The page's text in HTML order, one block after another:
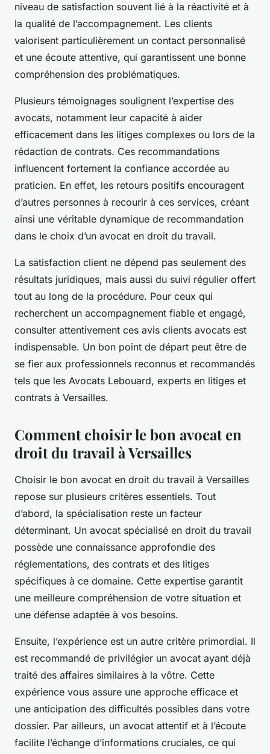
niveau de satisfaction souvent lié à la réactivité et à
la qualité de l’accompagnement. Les clients
valorisent particulièrement un contact personnalisé
et une écoute attentive, qui garantissent une bonne
compréhension des problématiques.
Plusieurs témoignages soulignent l’expertise des
avocats, notamment leur capacité à aider
efficacement dans les litiges complexes ou lors de la
rédaction de contrats. Ces recommandations
influencent fortement la confiance accordée au
praticien. En effet, les retours positifs encouragent
d’autres personnes à recourir à ces services, créant
ainsi une véritable dynamique de recommandation
dans le choix d’un avocat en droit du travail.
La satisfaction client ne dépend pas seulement des
résultats juridiques, mais aussi du suivi régulier offert
tout au long de la procédure. Pour ceux qui
recherchent un accompagnement fiable et engagé,
consulter attentivement ces avis clients avocats est
indispensable. Un bon point de départ peut être de
se fier aux professionnels reconnus et recommandés
tels que les Avocats Lebouard, experts en litiges et
contrats à Versailles.
Comment choisir le bon avocat en
droit du travail à Versailles
Choisir le bon avocat en droit du travail à Versailles
repose sur plusieurs critères essentiels. Tout
d’abord, la spécialisation reste un facteur
déterminant. Un avocat spécialisé en droit du travail
possède une connaissance approfondie des
réglementations, des contrats et des litiges
spécifiques à ce domaine. Cette expertise garantit
une meilleure compréhension de votre situation et
une défense adaptée à vos besoins.
Ensuite, l’expérience est un autre critère primordial. Il
est recommandé de privilégier un avocat ayant déjà
traité des affaires similaires à la vôtre. Cette
expérience vous assure une approche efficace et
une anticipation des difficultés possibles dans votre
dossier. Par ailleurs, un avocat attentif et à l’écoute
facilite l’échange d’informations cruciales, ce qui